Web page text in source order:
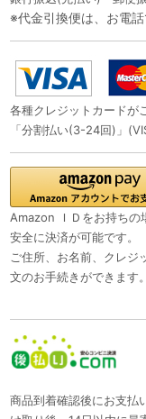
※代金引換便は、お電話
各種クレジットカードが
「分割払い(3-24回)」
Amazon ＩＤをお持ちの
安全に決済が可能です。
ご住所、お名前、クレジ
文のお手続きができます。
商品到着確認後にお支払